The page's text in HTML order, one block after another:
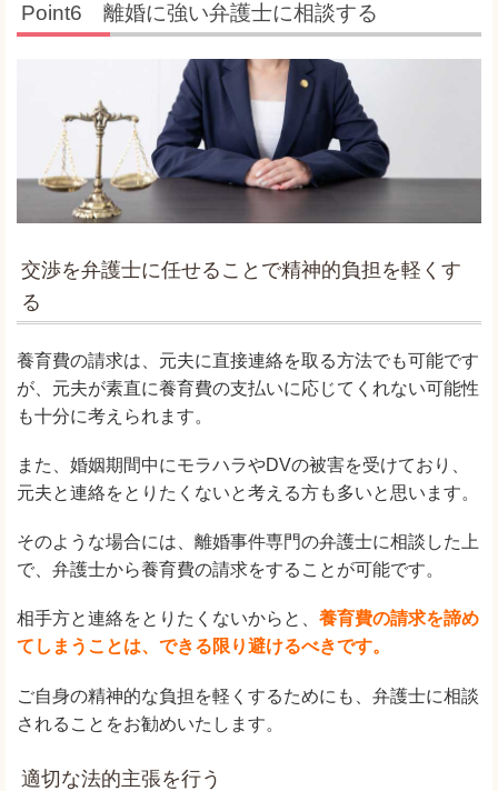
Point6 離婚に強い弁護士に相談する
交渉を弁護士に任せることで精神的負担を軽くす
る
養育費の請求は、元夫に直接連絡を取る方法でも可能です
が、元夫が素直に養育費の支払いに応じてくれない可能性
も十分に考えられます。
また、婚姻期間中にモラハラやDVの被害を受けており、
元夫と連絡をとりたくないと考える方も多いと思います。
そのような場合には、離婚事件専門の弁護士に相談した上
で、弁護士から養育費の請求をすることが可能です。
相手方と連絡をとりたくないからと、 養育費の請求を諦め
てしまうことは、できる限り避けるべきです。
ご自身の精神的な負担を軽くするためにも、弁護士に相談
されることをお勧めいたします。
適切な法的主張を行う